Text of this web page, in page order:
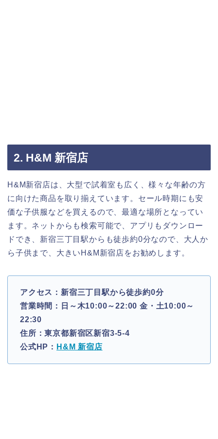
2. H&M 新宿店
H&M新宿店は、大型で試着室も広く、様々な年齢の方
に向けた商品を取り揃えています。セール時期にも安
価な子供服などを買えるので、最適な場所となってい
ます。ネットからも検索可能で、アプリもダウンロー
ドでき、新宿三丁目駅からも徒歩約0分なので、大人か
ら子供まで、大きいH&M新宿店をお勧めします。
アクセス：新宿三丁目駅から徒歩約0分
営業時間：日～木10:00～22:00 金・土10:00～
22:30
住所：東京都新宿区新宿3-5-4
公式HP： H&M 新宿店